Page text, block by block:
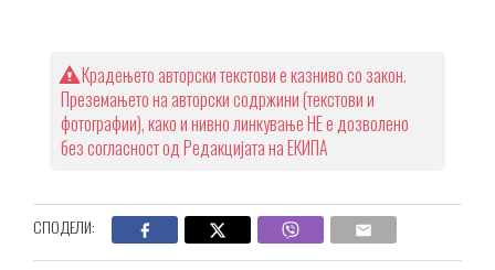
Крадењето авторски текстови е казниво со закон.
Преземањето на авторски содржини (текстови и
фотографии), како и нивно линкување НЕ е дозволено
без согласност од Редакцијата на ЕКИПА
СПОДЕЛИ: